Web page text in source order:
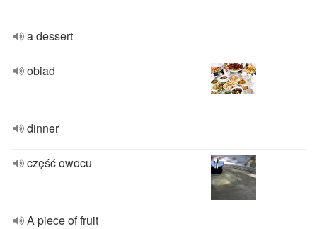
a dessert
obiad
dinner
część owocu
A piece of fruit